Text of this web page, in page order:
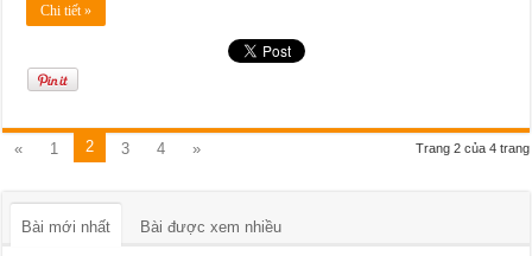
Chi tiết »
Trang 2 của 4 trang
« 1 2 3 4 »
Bài mới nhất Bài được xem nhiều